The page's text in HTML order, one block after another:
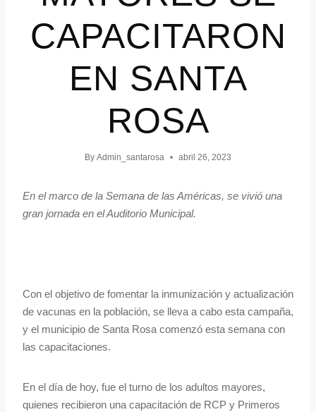
CAPACITARON
EN SANTA
ROSA
By Admin_santarosa abril 26, 2023
En el marco de la Semana de las Américas, se vivió una
gran jornada en el Auditorio Municipal.
Con el objetivo de fomentar la inmunización y actualización
de vacunas en la población, se lleva a cabo esta campaña,
y el municipio de Santa Rosa comenzó esta semana con
las capacitaciones.
En el día de hoy, fue el turno de los adultos mayores,
quienes recibieron una capacitación de RCP y Primeros